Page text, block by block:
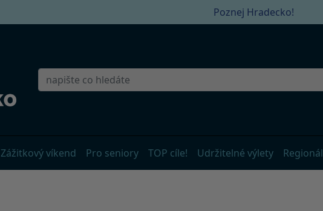
Poznej Hradecko!
Zážitkový víkend Pro seniory TOP cíle! Udržitelné výlety